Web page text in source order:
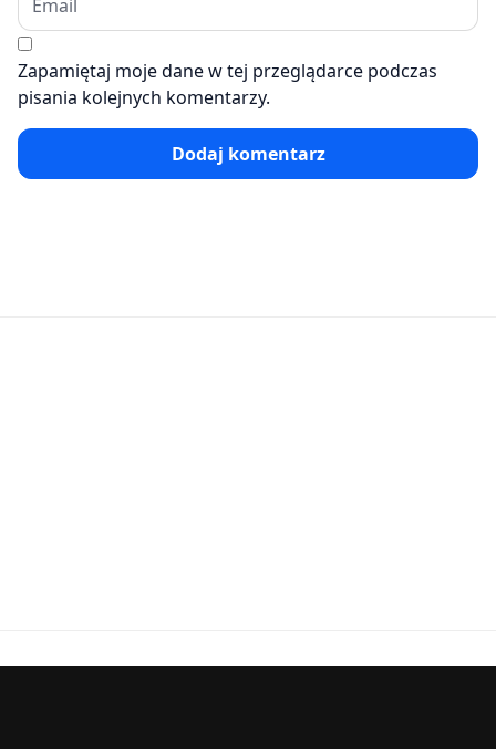
Zapamiętaj moje dane w tej przeglądarce podczas
pisania kolejnych komentarzy.
Dodaj komentarz